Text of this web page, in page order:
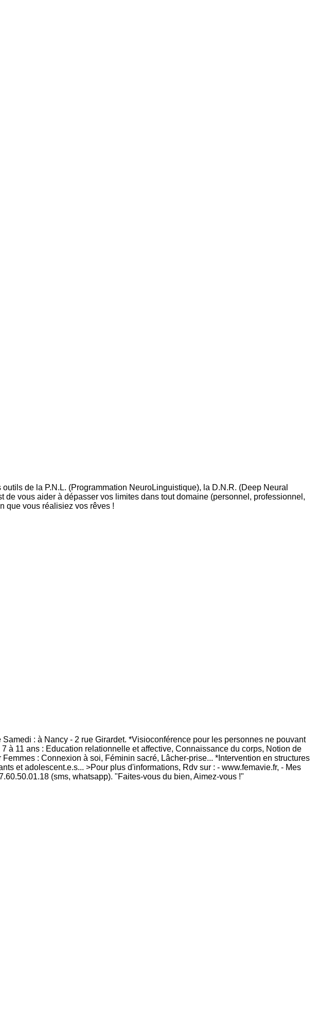
de la P.N.L. (Programmation NeuroLinguistique), la D.N.R. (Deep Neural
de vous aider à dépasser vos limites dans tout domaine (personnel, professionnel,
que vous réalisiez vos rêves !
: à Nancy - 2 rue Girardet. *Visioconférence pour les personnes ne pouvant
à 11 ans : Education relationnelle et affective, Connaissance du corps, Notion de
: Connexion à soi, Féminin sacré, Lâcher-prise... *Intervention en structures
et adolescent.e.s... >Pour plus d'informations, Rdv sur : - www.femavie.fr, - Mes
(sms, whatsapp). "Faites-vous du bien, Aimez-vous !"